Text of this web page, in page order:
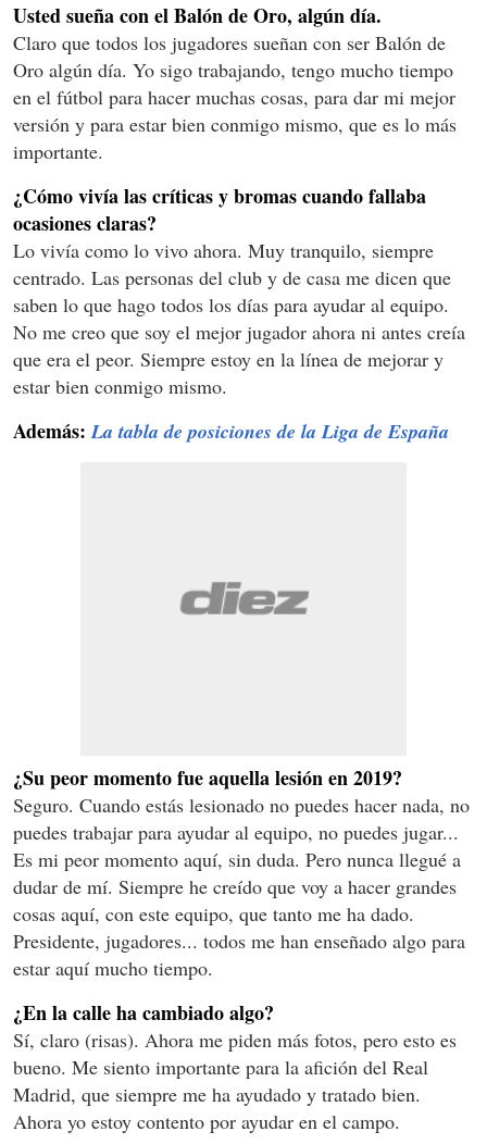
Usted sueña con el Balón de Oro, algún día.
Claro que todos los jugadores sueñan con ser Balón de
Oro algún día. Yo sigo trabajando, tengo mucho tiempo
en el fútbol para hacer muchas cosas, para dar mi mejor
versión y para estar bien conmigo mismo, que es lo más
importante.
¿Cómo vivía las críticas y bromas cuando fallaba
ocasiones claras?
Lo vivía como lo vivo ahora. Muy tranquilo, siempre
centrado. Las personas del club y de casa me dicen que
saben lo que hago todos los días para ayudar al equipo.
No me creo que soy el mejor jugador ahora ni antes creía
que era el peor. Siempre estoy en la línea de mejorar y
estar bien conmigo mismo.
Además:La tabla de posiciones de la Liga de España
¿Su peor momento fue aquella lesión en 2019?
Seguro. Cuando estás lesionado no puedes hacer nada, no
puedes trabajar para ayudar al equipo, no puedes jugar...
Es mi peor momento aquí, sin duda. Pero nunca llegué a
dudar de mí. Siempre he creído que voy a hacer grandes
cosas aquí, con este equipo, que tanto me ha dado.
Presidente, jugadores... todos me han enseñado algo para
estar aquí mucho tiempo.
¿En la calle ha cambiado algo?
Sí, claro (risas). Ahora me piden más fotos, pero esto es
bueno. Me siento importante para la afición del Real
Madrid, que siempre me ha ayudado y tratado bien.
Ahora yo estoy contento por ayudar en el campo.